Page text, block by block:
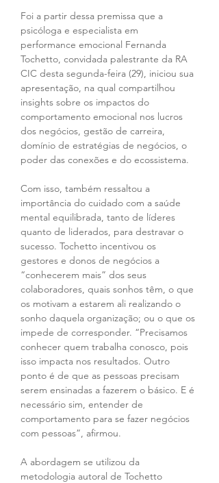
Foi a partir dessa premissa que a
psicóloga e especialista em
performance emocional Fernanda
Tochetto, convidada palestrante da RA
CIC desta segunda-feira (29), iniciou sua
apresentação, na qual compartilhou
insights sobre os impactos do
comportamento emocional nos lucros
dos negócios, gestão de carreira,
domínio de estratégias de negócios, o
poder das conexões e do ecossistema.
Com isso, também ressaltou a
importância do cuidado com a saúde
mental equilibrada, tanto de líderes
quanto de liderados, para destravar o
sucesso. Tochetto incentivou os
gestores e donos de negócios a
“conhecerem mais” dos seus
colaboradores, quais sonhos têm, o que
os motivam a estarem ali realizando o
sonho daquela organização; ou o que os
impede de corresponder. “Precisamos
conhecer quem trabalha conosco, pois
isso impacta nos resultados. Outro
ponto é de que as pessoas precisam
serem ensinadas a fazerem o básico. E é
necessário sim, entender de
comportamento para se fazer negócios
com pessoas”, afirmou.
A abordagem se utilizou da
metodologia autoral de Tochetto